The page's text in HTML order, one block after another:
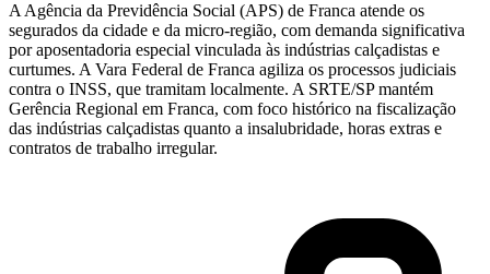
A Agência da Previdência Social (APS) de Franca atende os
segurados da cidade e da micro-região, com demanda significativa
por aposentadoria especial vinculada às indústrias calçadistas e
curtumes. A Vara Federal de Franca agiliza os processos judiciais
contra o INSS, que tramitam localmente. A SRTE/SP mantém
Gerência Regional em Franca, com foco histórico na fiscalização
das indústrias calçadistas quanto a insalubridade, horas extras e
contratos de trabalho irregular.